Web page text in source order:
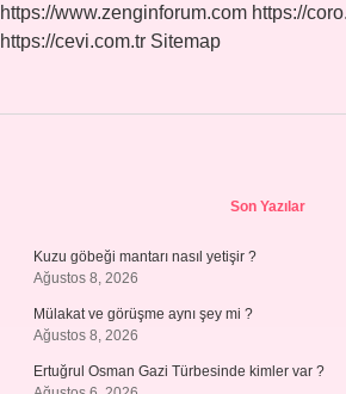
https://www.zenginforum.com https://
https://cevi.com.tr Sitemap
Son Yazılar
Kuzu göbeği mantarı nasıl yetişir ?
Ağustos 8, 2026
Mülakat ve görüşme aynı şey mi ?
Ağustos 8, 2026
Ertuğrul Osman Gazi Türbesinde kimler var ?